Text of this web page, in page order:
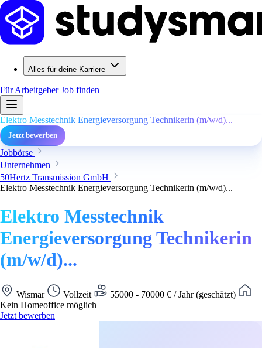
Alles für deine Karriere
Für ArbeitgeberJob finden
Elektro Messtechnik Energieversorgung Technikerin (m/w/d)...
Jetzt bewerben
Jobbörse
Unternehmen
50Hertz Transmission GmbH
Elektro Messtechnik Energieversorgung Technikerin (m/w/d)...
Elektro Messtechnik
Energieversorgung Technikerin
(m/w/d)...
Wismar Vollzeit
55000 - 70000 € / Jahr (geschätzt)
Kein Homeoffice möglich
Jetzt bewerben